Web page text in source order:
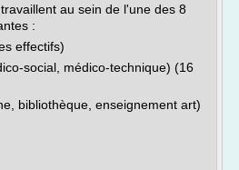
au sein de l'une des 8
:
effectifs)
social, médico-technique) (16
bibliothèque, enseignement art)